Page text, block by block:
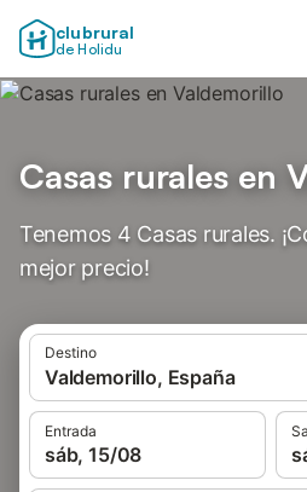
clubrural
de Holidu
Casas rurales en
Tenemos 4 Casas rurales.
mejor precio!
Destino
Valdemorillo, España
Entrada
sáb, 15/08